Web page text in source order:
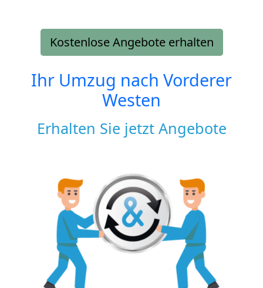
Kostenlose Angebote erhalten
Ihr Umzug nach Vorderer
Westen
Erhalten Sie jetzt Angebote